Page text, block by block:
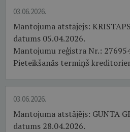
03.06.2026.
Mantojuma atstājējs:
datums 05.04.2026.
Mantojumu reģistra Nr.:
Pieteikšanās termiņš
03.06.2026.
Mantojuma atstājējs: GUNTA
datums 28.04.2026.